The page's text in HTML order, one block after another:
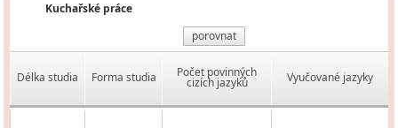
Kuchařské práce
porovnat
Délka studia Forma studia Počet povinných
cizích jazyků Vyučované jazyky